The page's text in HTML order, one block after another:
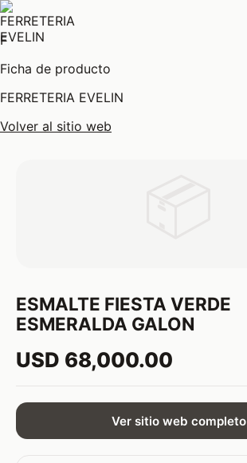
F
Ficha de producto
FERRETERIA EVELIN
Volver al sitio web
ESMALTE FIESTA VERDE
ESMERALDA GALON
USD 68,000.00
Ver sitio web completo